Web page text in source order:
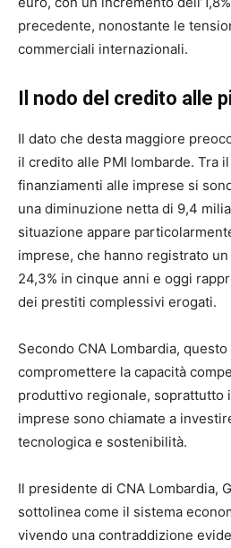
precedente, nonostante le
commerciali internazionali.
Il nodo del credito alle
Il dato che desta maggiore
il credito alle PMI lombarde. Tra
finanziamenti alle imprese si
una diminuzione netta di 9,4
situazione appare
imprese, che hanno registrato
24,3% in cinque anni e oggi
dei prestiti complessivi erogati.
Secondo CNA Lombardia,
compromettere la capacità
produttivo regionale, soprattutto
imprese sono chiamate a
tecnologica e sostenibilità.
Il presidente di CNA Lombardia,
sottolinea come il sistema
vivendo una contraddizione